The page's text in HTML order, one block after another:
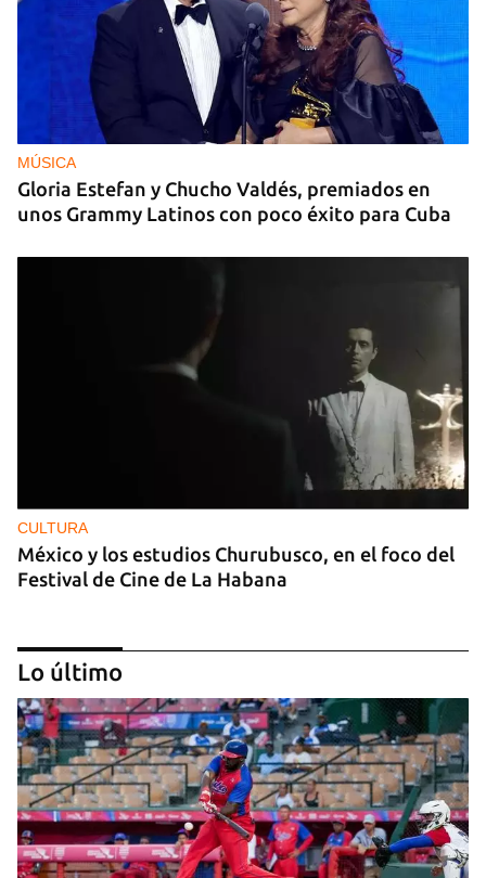
MÚSICA
Gloria Estefan y Chucho Valdés, premiados en
unos Grammy Latinos con poco éxito para Cuba
CULTURA
México y los estudios Churubusco, en el foco del
Festival de Cine de La Habana
Lo último